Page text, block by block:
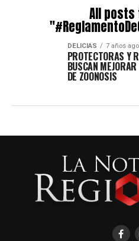
All posts
DELICIAS 7 años ago
PROTECTORAS Y
BUSCAN
DE ZOONOSIS